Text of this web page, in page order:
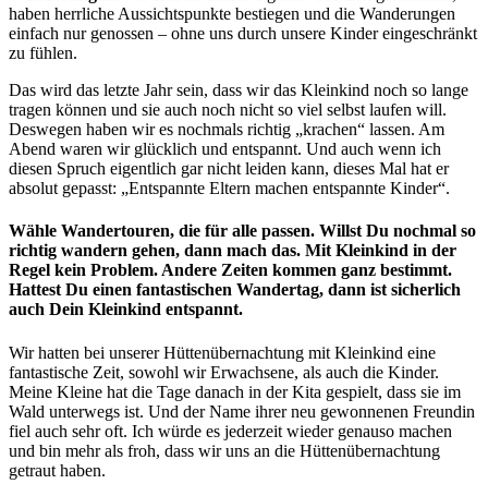
haben herrliche Aussichtspunkte bestiegen und die Wanderungen
einfach nur genossen – ohne uns durch unsere Kinder eingeschränkt
zu fühlen.
Das wird das letzte Jahr sein, dass wir das Kleinkind noch so lange
tragen können und sie auch noch nicht so viel selbst laufen will.
Deswegen haben wir es nochmals richtig „krachen“ lassen. Am
Abend waren wir glücklich und entspannt. Und auch wenn ich
diesen Spruch eigentlich gar nicht leiden kann, dieses Mal hat er
absolut gepasst: „Entspannte Eltern machen entspannte Kinder“.
Wähle Wandertouren, die für alle passen. Willst Du nochmal so
richtig wandern gehen, dann mach das. Mit Kleinkind in der
Regel kein Problem. Andere Zeiten kommen ganz bestimmt.
Hattest Du einen fantastischen Wandertag, dann ist sicherlich
auch Dein Kleinkind entspannt.
Wir hatten bei unserer Hüttenübernachtung mit Kleinkind eine
fantastische Zeit, sowohl wir Erwachsene, als auch die Kinder.
Meine Kleine hat die Tage danach in der Kita gespielt, dass sie im
Wald unterwegs ist. Und der Name ihrer neu gewonnenen Freundin
fiel auch sehr oft. Ich würde es jederzeit wieder genauso machen
und bin mehr als froh, dass wir uns an die Hüttenübernachtung
getraut haben.